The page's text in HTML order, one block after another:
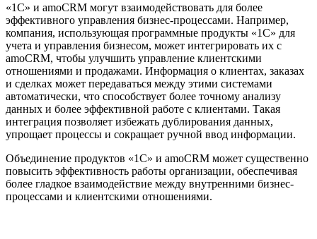
«1C» и amoCRM могут взаимодействовать для более
эффективного управления бизнес-процессами. Например,
компания, использующая программные продукты «1C» для
учета и управления бизнесом, может интегрировать их с
amoCRM, чтобы улучшить управление клиентскими
отношениями и продажами. Информация о клиентах, заказах
и сделках может передаваться между этими системами
автоматически, что способствует более точному анализу
данных и более эффективной работе с клиентами. Такая
интеграция позволяет избежать дублирования данных,
упрощает процессы и сокращает ручной ввод информации.
Объединение продуктов «1C» и amoCRM может существенно
повысить эффективность работы организации, обеспечивая
более гладкое взаимодействие между внутренними бизнес-
процессами и клиентскими отношениями.